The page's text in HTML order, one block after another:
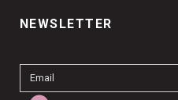
NEWSLETTER